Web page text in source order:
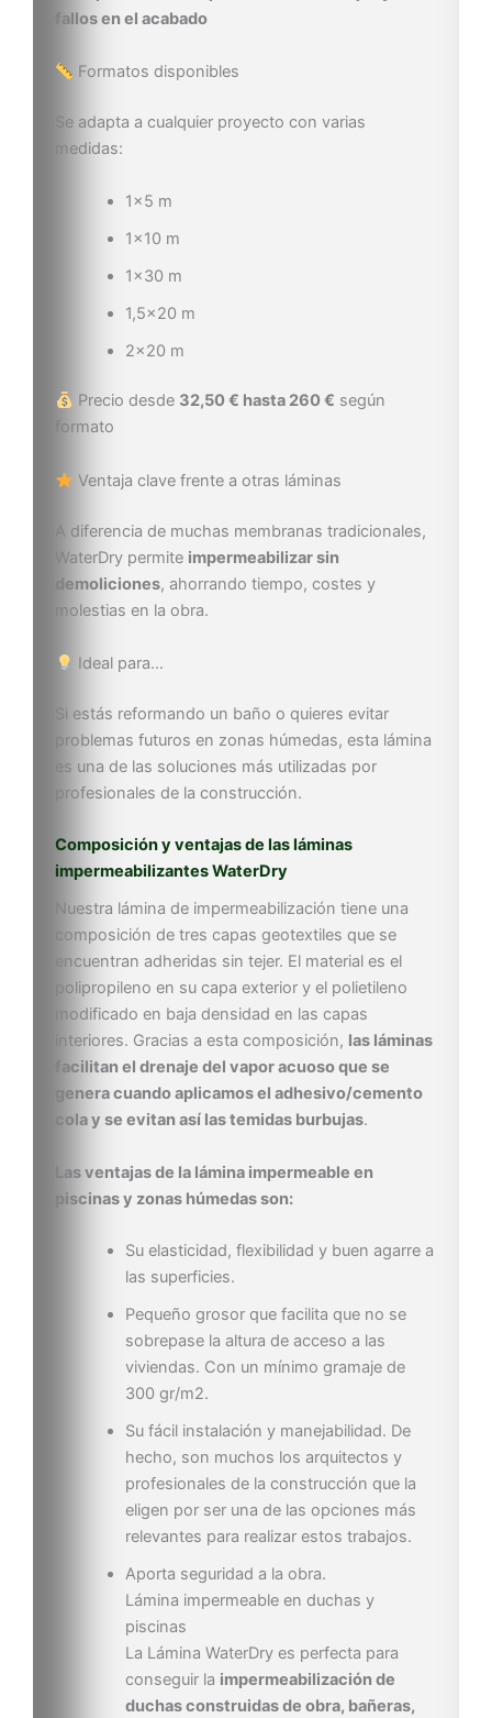
fallos en el acabado
Formatos disponibles
Se adapta a cualquier proyecto con varias
medidas:
1×5 m
1×10 m
1×30 m
1,5×20 m
2×20 m
Precio desde 32,50 € hasta 260 € según
formato
Ventaja clave frente a otras láminas
A diferencia de muchas membranas tradicionales,
WaterDry permite impermeabilizar sin
demoliciones, ahorrando tiempo, costes y
molestias en la obra.
Ideal para…
Si estás reformando un baño o quieres evitar
problemas futuros en zonas húmedas, esta lámina
es una de las soluciones más utilizadas por
profesionales de la construcción.
Composición y ventajas de las láminas
impermeabilizantes WaterDry
Nuestra lámina de impermeabilización tiene una
composición de tres capas geotextiles que se
encuentran adheridas sin tejer. El material es el
polipropileno en su capa exterior y el polietileno
modificado en baja densidad en las capas
interiores. Gracias a esta composición, las láminas
facilitan el drenaje del vapor acuoso que se
genera cuando aplicamos el adhesivo/cemento
cola y se evitan así las temidas burbujas.
Las ventajas de la lámina impermeable en
piscinas y zonas húmedas son:
Su elasticidad, flexibilidad y buen agarre a
las superficies.
Pequeño grosor que facilita que no se
sobrepase la altura de acceso a las
viviendas. Con un mínimo gramaje de
300 gr/m2.
Su fácil instalación y manejabilidad. De
hecho, son muchos los arquitectos y
profesionales de la construcción que la
eligen por ser una de las opciones más
relevantes para realizar estos trabajos.
Aporta seguridad a la obra.
Lámina impermeable en duchas y
piscinas
La Lámina WaterDry es perfecta para
conseguir la impermeabilización de
duchas construidas de obra, bañeras,